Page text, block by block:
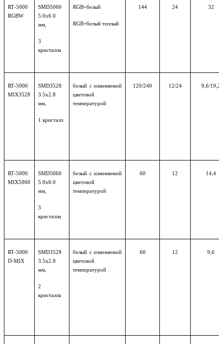
RT-5000
RGBW
SMD5060
5.0х6.0
мм,
3
кристалла
RGB+белый
RGB+белый теплый
144 24 32
RT-5000
MIX3528
SMD3528
3.5х2.8
мм,
1 кристалл
белый с изменяемой
цветовой
температурой
120/240 12/24 9,6/
RT-5000
MIX5060
SMD5060
5.0х6.0
мм,
3
кристалла
белый с изменяемой
цветовой
температурой
60 12 14,4
RT-5000
D-MIX
SMD3528
3.5х2.8
мм,
2
кристалла
белый с изменяемой
цветовой
температурой
60 12 9,6